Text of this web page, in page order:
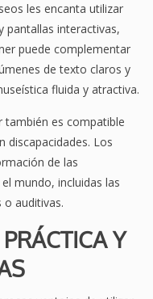
les encanta utilizar
pantallas interactivas,
puede complementar
de texto claros y
fluida y atractiva.
también es compatible
discapacidades. Los
de las
mundo, incluidas las
o auditivas.
Y